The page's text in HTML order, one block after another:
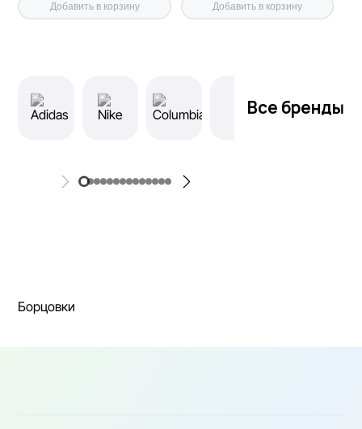
Добавить в корзину Добавить в корзину
Все бренды
Борцовки